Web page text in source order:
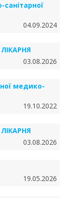
04.09.2024
03.08.2026
медико-
19.10.2022
03.08.2026
19.05.2026